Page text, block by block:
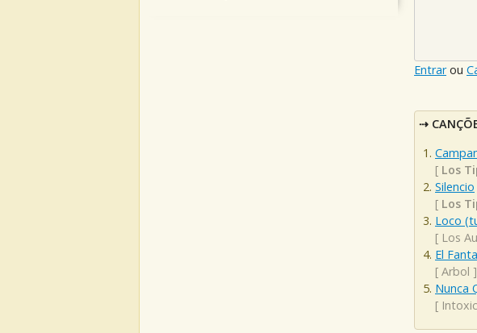
Entrarou
[ Los
Silencio
[ Los
Loco
[ Los
El
[ Arbol ]
Nunca
[